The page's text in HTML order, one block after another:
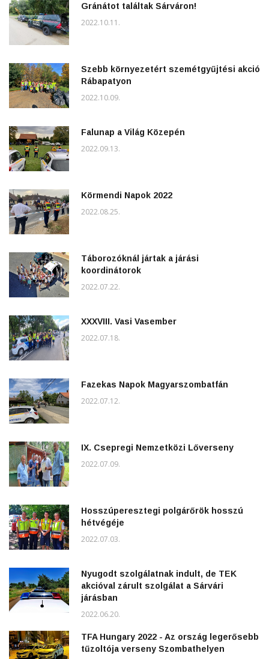
Gránátot találtak Sárváron!
2022.10.11.
Szebb környezetért szemétgyűjtési akció
Rábapatyon
2022.10.09.
Falunap a Világ Közepén
2022.09.13.
Körmendi Napok 2022
2022.08.25.
Táborozóknál jártak a járási
koordinátorok
2022.07.22.
XXXVIII. Vasi Vasember
2022.07.18.
Fazekas Napok Magyarszombatfán
2022.07.12.
IX. Csepregi Nemzetközi Lőverseny
2022.07.09.
Hosszúperesztegi polgárőrök hosszú
hétvégéje
2022.07.03.
Nyugodt szolgálatnak indult, de TEK
akcióval zárult szolgálat a Sárvári
járásban
2022.06.20.
TFA Hungary 2022 - Az ország legerősebb
tűzoltója verseny Szombathelyen